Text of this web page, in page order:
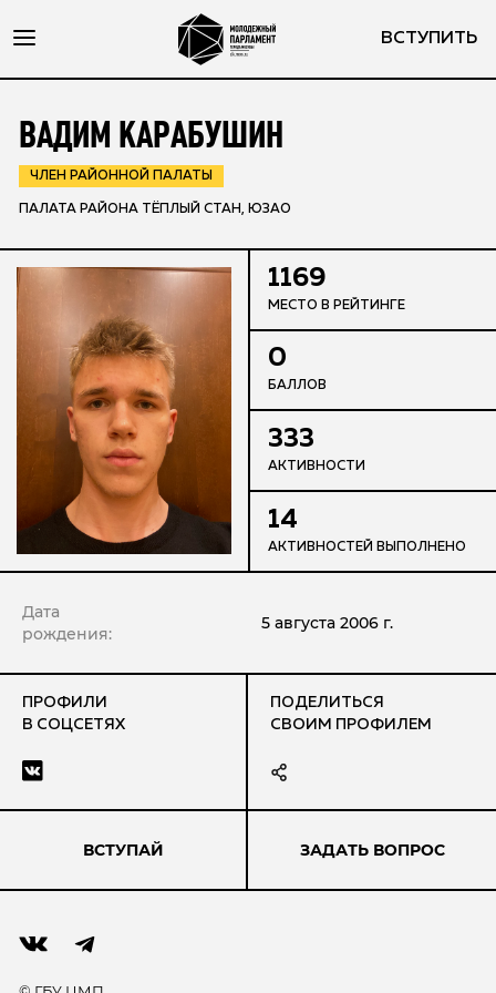
ВСТУПИТЬ
ВАДИМ КАРАБУШИН
ЧЛЕН РАЙОННОЙ ПАЛАТЫ
ПАЛАТА РАЙОНА ТЁПЛЫЙ СТАН, ЮЗАО
1169
МЕСТО В РЕЙТИНГЕ
0
БАЛЛОВ
333
АКТИВНОСТИ
14
АКТИВНОСТЕЙ ВЫПОЛНЕНО
Дата
рождения:
5 августа 2006 г.
ПРОФИЛИ
В СОЦСЕТЯХ
ПОДЕЛИТЬСЯ
СВОИМ ПРОФИЛЕМ
ВСТУПАЙ ЗАДАТЬ ВОПРОС